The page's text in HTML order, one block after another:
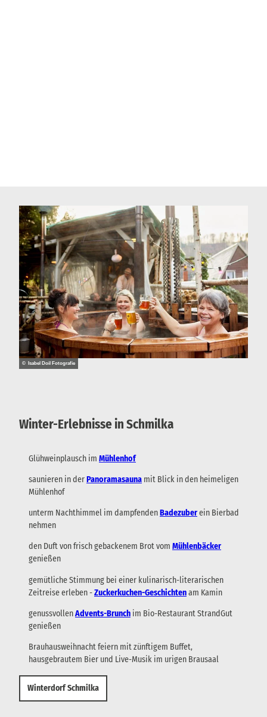
© Isabel Doil Fotografie
Winter-Erlebnisse in Schmilka
Glühweinplausch im Mühlenhof
saunieren in derPanoramasauna mit Blick in den heimeligen
Mühlenhof
unterm Nachthimmel im dampfendenBadezuberein Bierbad
nehmen
den Duft von frisch gebackenem Brot vom Mühlenbäcker
genießen
gemütliche Stimmung bei einer kulinarisch-literarischen
Zeitreise erleben -Zuckerkuchen-Geschichtenam Kamin
genussvollenAdvents-Brunch im Bio-Restaurant StrandGut
genießen
Brauhausweihnacht feiern mit zünftigem Buffet,
hausgebrautem Bier und Live-Musik im urigen Brausaal
Winterdorf Schmilka